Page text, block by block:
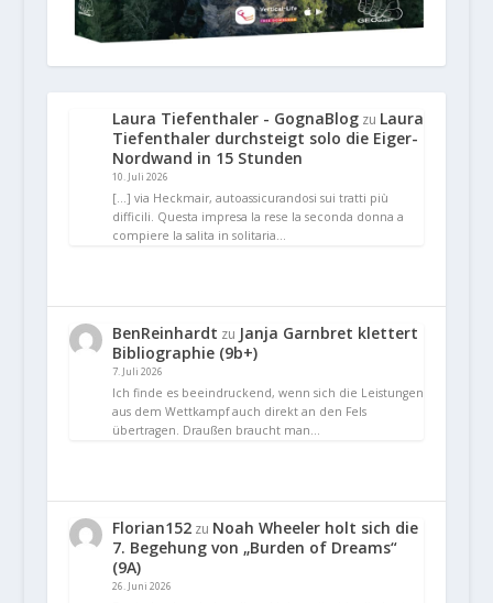
Laura Tiefenthaler - GognaBlogzu Laura
Tiefenthaler durchsteigt solo die Eiger-
Nordwand in 15 Stunden
10. Juli 2026
[…] via Heckmair, autoassicurandosi sui tratti più
difficili. Questa impresa la rese la seconda donna a
compiere la salita in solitaria…
BenReinhardt zu Janja Garnbret klettert
Bibliographie (9b+)
7. Juli 2026
Ich finde es beeindruckend, wenn sich die Leistungen
aus dem Wettkampf auch direkt an den Fels
übertragen. Draußen braucht man…
Florian152zu Noah Wheeler holt sich die
7. Begehung von „Burden of Dreams“
(9A)
26. Juni 2026